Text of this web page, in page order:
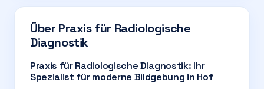
Über Praxis für Radiologische
Diagnostik
Praxis für Radiologische Diagnostik: Ihr
Spezialist für moderne Bildgebung in Hof